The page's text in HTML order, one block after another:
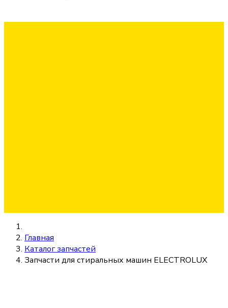
Главная
Каталог запчастей
Запчасти для стиральных машин ELECTROLUX